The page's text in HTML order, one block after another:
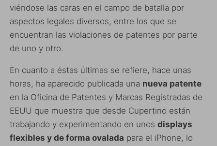
viéndose las caras en el campo de batalla por
aspectos legales diversos, entre los que se
encuentran las violaciones de patentes por parte
de uno y otro.
En cuanto a éstas últimas se refiere, hace unas
horas, ha aparecido publicada una nueva patente
en la Oficina de Patentes y Marcas Registradas de
EEUU que muestra que desde Cupertino están
trabajando y experimentando en unos displays
flexibles y de forma ovalada para el iPhone, lo